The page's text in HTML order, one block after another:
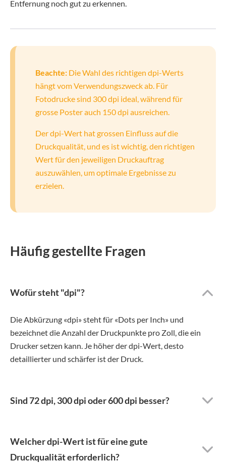
Entfernung noch gut zu erkennen.
Beachte: Die Wahl des richtigen dpi-Werts
hängt vom Verwendungszweck ab. Für
Fotodrucke sind 300 dpi ideal, während für
grosse Poster auch 150 dpi ausreichen.
Der dpi-Wert hat grossen Einfluss auf die
Druckqualität, und es ist wichtig, den richtigen
Wert für den jeweiligen Druckauftrag
auszuwählen, um optimale Ergebnisse zu
erzielen.
Häufig gestellte Fragen
Wofür steht "dpi"?
Die Abkürzung «dpi» steht für «Dots per Inch» und
bezeichnet die Anzahl der Druckpunkte pro Zoll, die ein
Drucker setzen kann. Je höher der dpi-Wert, desto
detaillierter und schärfer ist der Druck.
Sind 72 dpi, 300 dpi oder 600 dpi besser?
Welcher dpi-Wert ist für eine gute
Druckqualität erforderlich?